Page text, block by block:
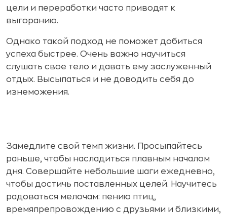
цели и переработки часто приводят к
выгоранию.
Однако такой подход не поможет добиться
успеха быстрее. Очень важно научиться
слушать свое тело и давать ему заслуженный
отдых. Высыпаться и не доводить себя до
изнеможения.
Замедлите свой темп жизни. Просыпайтесь
раньше, чтобы насладиться плавным началом
дня. Совершайте небольшие шаги ежедневно,
чтобы достичь поставленных целей. Научитесь
радоваться мелочам: пению птиц,
времяпрепровождению с друзьями и близкими,